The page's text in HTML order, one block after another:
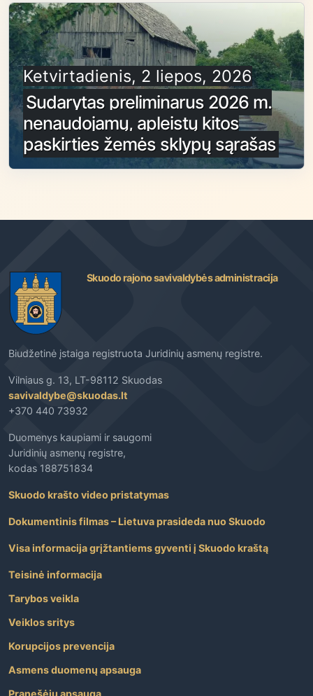
Ketvirtadienis, 2 liepos, 2026
Sudarytas preliminarus 2026 m.
nenaudojamų, apleistų kitos
paskirties žemės sklypų sąrašas
Skuodo rajono savivaldybės administracija
Biudžetinė įstaiga registruota Juridinių asmenų registre.
Vilniaus g. 13, LT-98112 Skuodas
savivaldybe@skuodas.lt
+370 440 73932
Duomenys kaupiami ir saugomi
Juridinių asmenų registre,
kodas 188751834
Skuodo krašto video pristatymas
Dokumentinis filmas – Lietuva prasideda nuo Skuodo
Visa informacija grįžtantiems gyventi į Skuodo kraštą
Teisinė informacija
Tarybos veikla
Veiklos sritys
Korupcijos prevencija
Asmens duomenų apsauga
Pranešėjų apsauga